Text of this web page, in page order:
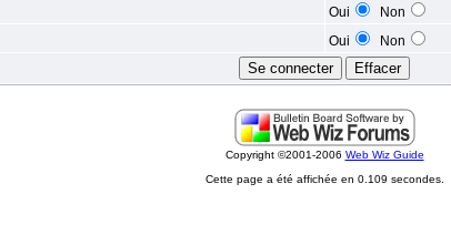
Oui
Non
Oui Non
Copyright ©2001-2006 Web Wiz Guide
Cette page a été affichée en 0.109 secondes.